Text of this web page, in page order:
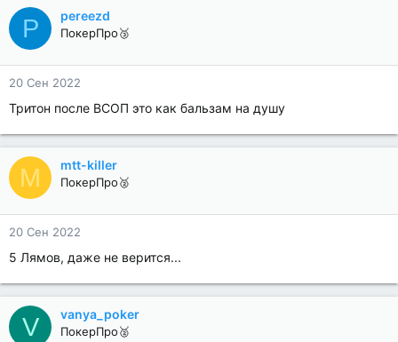
P pereezd
ПокерПро🥉
20 Сен 2022
Тритон после ВСОП это как бальзам на душу
M mtt-killer
ПокерПро🥈
20 Сен 2022
5 Лямов, даже не верится...
V vanya_poker
ПокерПро🥈